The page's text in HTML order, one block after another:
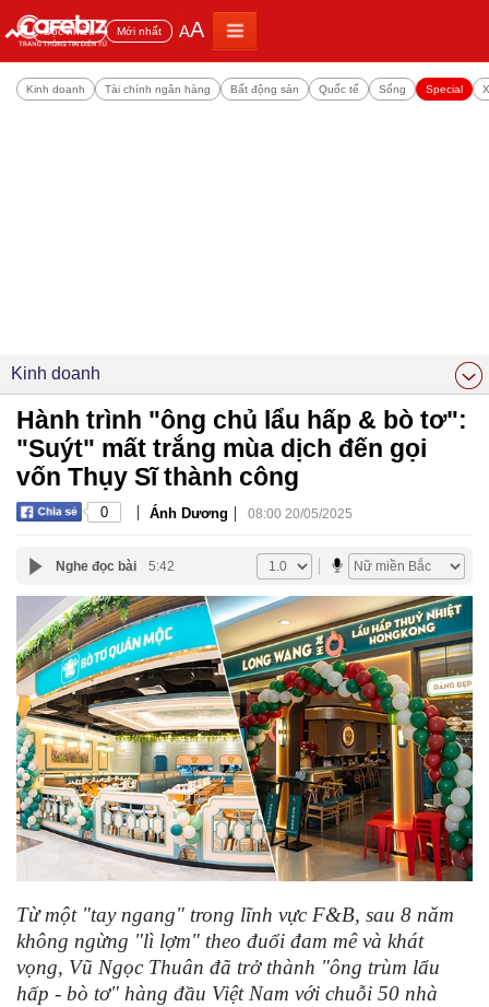
Đọc nhiều Mới nhất AA
Kinh doanh Tài chính ngân hàng Bất động sản Quốc tế Sống Special
Kinh doanh
Hành trình "ông chủ lẩu hấp & bò tơ":
"Suýt" mất trắng mùa dịch đến gọi
vốn Thụy Sĩ thành công
0 | Ánh Dương | 08:00 20/05/2025
Nghe đọc bài 5:42
Từ một "tay ngang" trong lĩnh vực F&B, sau 8 năm
không ngừng "lì lợm" theo đuổi đam mê và khát
vọng, Vũ Ngọc Thuân đã trở thành "ông trùm lẩu
hấp - bò tơ" hàng đầu Việt Nam với chuỗi 50 nhà